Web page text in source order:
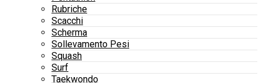
Rubriche
Scacchi
Scherma
Sollevamento Pesi
Squash
Surf
Taekwondo